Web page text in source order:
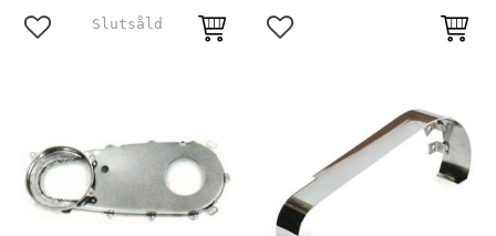
Lägg till i favoriter Lägg till i favoriter